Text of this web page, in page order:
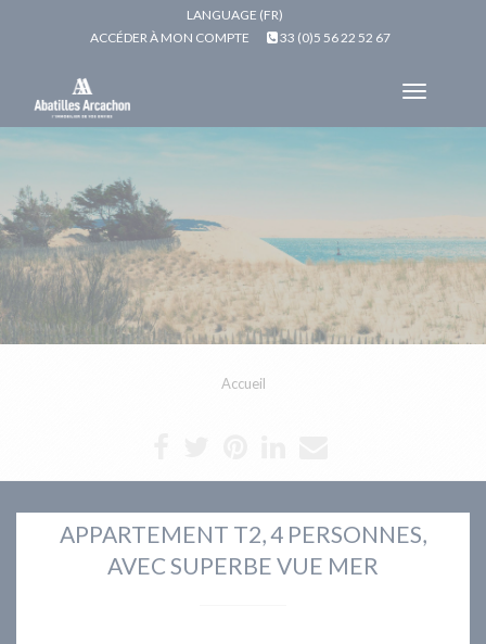
LANGUAGE (FR)
ACCÉDER À MON COMPTE
33 (0)5 56 22 52 67
Toggle
Accueil
APPARTEMENT T2, 4 PERSONNES,
AVEC SUPERBE VUE MER